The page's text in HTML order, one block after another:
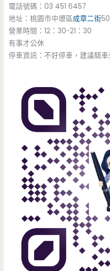
電話號碼：03 451 6457
地址：桃園市中壢區成章二街
營業時間：12：30-21：30
有事才公休
停車資訊：不好停車，建議騎車